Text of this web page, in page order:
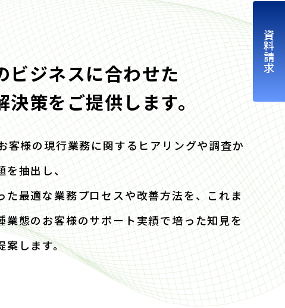
資料請求
ビジネスに合わせた
決策をご提供します。
客様の現行業務に関するヒアリングや調査か
を抽出し、
た最適な業務プロセスや改善方法を、これま
業態のお客様のサポート実績で培った知⾒を
案します。